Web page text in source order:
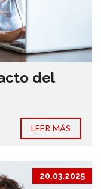
del
LEER MÁS
20.03.2025